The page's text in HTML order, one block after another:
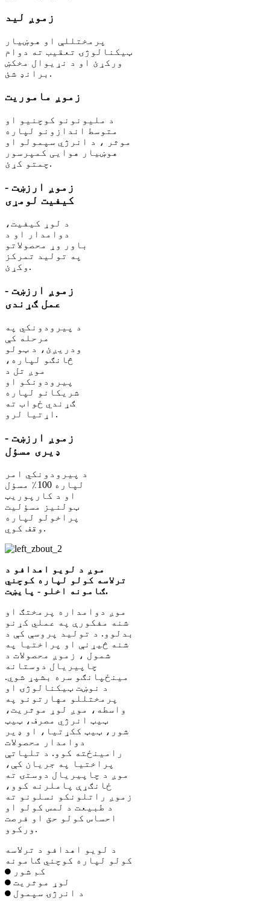
زموږ لید
پرمختللې او هوښیار
ټیکنالوژۍ تعقیب ته دوام
ورکړئ او د نړیوال مخکښ
برانډ شئ.
زموږ ماموریت
د ملیونونو کوچنیو او
متوسط ​​​​اندازونو لپاره
موثر ، د انرژي سپمولو او
هوښیار هوایی کمپرسور
چمتو کړئ.
زموږ ارزښت -
کیفیت لومړی
د لوړ کیفیت،
دوامدار او د
باور وړ محصولاتو
په تولید تمرکز
وکړئ.
زموږ ارزښت -
عمل ګړندی
د پیرودونکي په
مرحله کې
ودریږئ، د ټولو
څانګو لپاره،
موږ تل د
پیرودونکو او
شریکانو لپاره
ګړندي ځواب ته
اړتیا لرو.
زموږ ارزښت -
ډیری مسؤل
د پیرودونکي امر
لپاره 100٪ مسؤل
او د کارپوریټ
ټولنیز مسؤلیت
پراخولو لپاره
وقف کوي.
موږ د لویو اهدافو د
ترلاسه کولو لپاره کوچني
ګامونه اخلو - پایښت.
موږ دوامداره پرمختګ او
شنه مفکورې په عملي کړنو
بدلوو. د تولید پروسې کې د
شنه څیړنې او پراختیا په
شمول ، زموږ محصولات د
چاپیریال دوستانه
مینځپانګو سره بشپړ شوي.
د نوښت ټیکنالوژۍ او
پرمختللو مهارتونو په
واسطه، موږ لوړ موثریت،
ټیټ انرژي مصرف، ټیټ
شور، ټیټ ککړتیا، او ډیر
دوامدار محصولات
رامینځته کوو. د تلپاتې
پراختیا په جریان کې،
موږ د چاپیریال دوستۍ ته
ځانګړې پاملرنه کوو،
زموږ راتلونکو نسلونو ته
د طبیعت د لمس کولو او
احساس کولو حق او فرصت
ورکوو.
د لویو اهدافو د ترلاسه
کولو لپاره کوچني ګامونه
⬤ کم شور
⬤ لوړ موثریت
⬤ د انرژۍ سپمول